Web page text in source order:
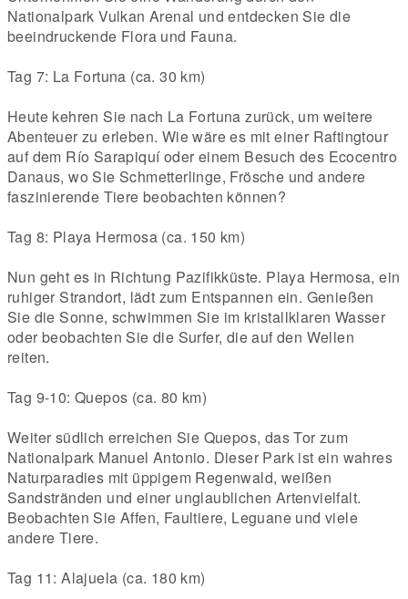
Nationalpark Vulkan Arenal und entdecken Sie die
beeindruckende Flora und Fauna.
Tag 7: La Fortuna (ca. 30 km)
Heute kehren Sie nach La Fortuna zurück, um weitere
Abenteuer zu erleben. Wie wäre es mit einer Raftingtour
auf dem Río Sarapiquí oder einem Besuch des Ecocentro
Danaus, wo Sie Schmetterlinge, Frösche und andere
faszinierende Tiere beobachten können?
Tag 8: Playa Hermosa (ca. 150 km)
Nun geht es in Richtung Pazifikküste. Playa Hermosa, ein
ruhiger Strandort, lädt zum Entspannen ein. Genießen
Sie die Sonne, schwimmen Sie im kristallklaren Wasser
oder beobachten Sie die Surfer, die auf den Wellen
reiten.
Tag 9-10: Quepos (ca. 80 km)
Weiter südlich erreichen Sie Quepos, das Tor zum
Nationalpark Manuel Antonio. Dieser Park ist ein wahres
Naturparadies mit üppigem Regenwald, weißen
Sandstränden und einer unglaublichen Artenvielfalt.
Beobachten Sie Affen, Faultiere, Leguane und viele
andere Tiere.
Tag 11: Alajuela (ca. 180 km)